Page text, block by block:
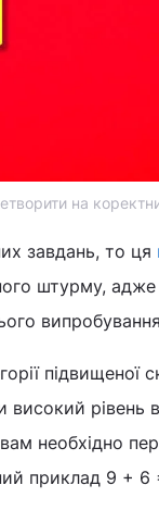
на
завдань, то ця
штурму, адже
підвищеної
рівень
необхідно
приклад 9 + 6